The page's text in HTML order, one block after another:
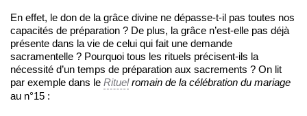
En effet, le don de la grâce divine ne dépasse-t-il pas toutes nos
capacités de préparation ? De plus, la grâce n’est-elle pas déjà
présente dans la vie de celui qui fait une demande
sacramentelle ? Pourquoi tous les rituels précisent-ils la
nécessité d’un temps de préparation aux sacrements ? On lit
par exemple dans le Rituelromain de la célébration du mariage
au n°15 :